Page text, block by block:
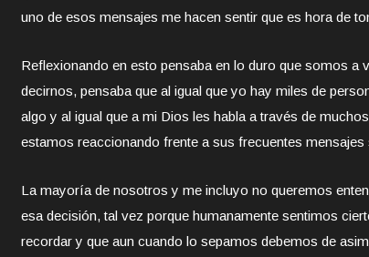
uno de esos mensajes me hacen sentir que es hora de
Reflexionando en esto pensaba en lo duro que somos a
decirnos, pensaba que al igual que yo hay miles de
algo y al igual que a mi Dios les habla a través de
estamos reaccionando frente a sus frecuentes
La mayoría de nosotros y me incluyo no queremos
esa decisión, tal vez porque humanamente sentimos
recordar y que aun cuando lo sepamos debemos de